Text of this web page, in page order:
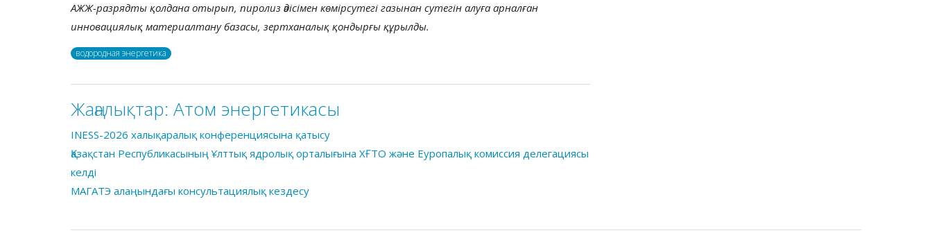
АЖЖ-разрядты қолдана отырып, пиролиз әдісімен көмірсутегі газынан сутегін алуға арналған
инновациялық материалтану базасы, зертханалық қондырғы құрылды.
водородная энергетика
Жаңалықтар: Атом энергетикасы
INESS-2026 халықаралық конференциясына қатысу
Қазақстан Республикасының Ұлттық ядролық орталығына ХҒТО және Еуропалық комиссия делегациясы
келді
МАГАТЭ алаңындағы консультациялық кездесу